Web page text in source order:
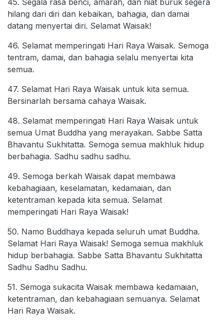
45. Segala rasa benci, amarah, dan niat buruk segera
hilang dari diri dan kebaikan, bahagia, dan damai
datang menyertai diri. Selamat Waisak!
46. Selamat memperingati Hari Raya Waisak. Semoga
tentram, damai, dan bahagia selalu menyertai kita
semua.
47. Selamat Hari Raya Waisak untuk kita semua.
Bersinarlah bersama cahaya Waisak.
48. Selamat memperingati Hari Raya Waisak untuk
semua Umat Buddha yang merayakan. Sabbe Satta
Bhavantu Sukhitatta. Semoga semua makhluk hidup
berbahagia. Sadhu sadhu sadhu.
49. Semoga berkah Waisak dapat membawa
kebahagiaan, keselamatan, kedamaian, dan
ketentraman kepada kita semua. Selamat
memperingati Hari Raya Waisak!
50. Namo Buddhaya kepada seluruh umat Buddha.
Selamat Hari Raya Waisak! Semoga semua makhluk
hidup berbahagia. Sabbe Satta Bhavantu Sukhitatta
Sadhu Sadhu Sadhu.
51. Semoga sukacita Waisak membawa kedamaian,
ketentraman, dan kebahagiaan semuanya. Selamat
Hari Raya Waisak.